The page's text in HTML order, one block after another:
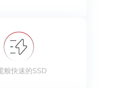
般快速的SSD